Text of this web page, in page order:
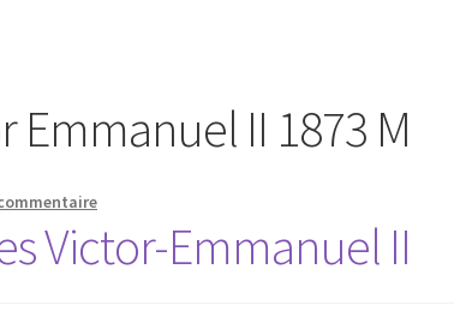
Emmanuel II 1873 M
Victor-Emmanuel II